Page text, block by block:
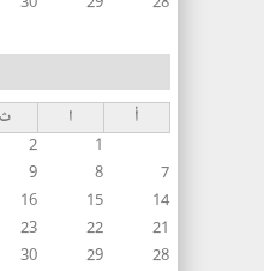
أ ا ث
1
2
7
8
9
14
15
16
21
22
23
28
29
30